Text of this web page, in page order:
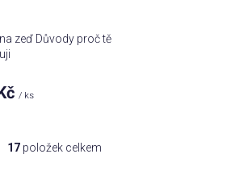
zeď Důvody proč tě
/ ks
O
17položek celkem